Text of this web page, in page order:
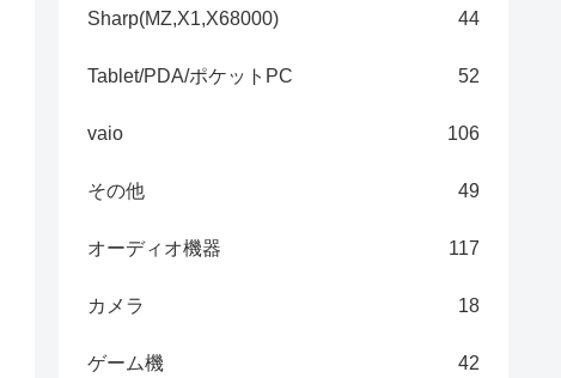
Sharp(MZ,X1,X68000) 44
Tablet/PDA/ポケットPC 52
vaio 106
その他 49
オーディオ機器 117
カメラ 18
ゲーム機 42